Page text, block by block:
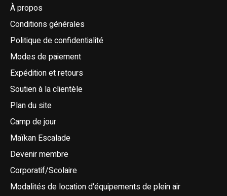
À propos
Conditions générales
Politique de confidentialité
Modes de paiement
Expédition et retours
Soutien à la clientèle
Plan du site
Camp de jour
Maïkan Escalade
Devenir membre
Corporatif/Scolaire
Modalités de location d'équipements de plein air